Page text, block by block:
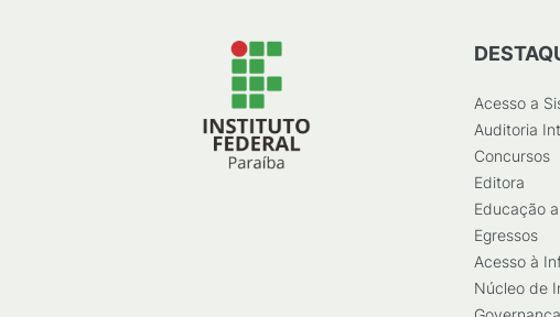
Acesso a
Auditoria
Concursos
Editora
Educação
Egressos
Acesso à
Núcleo de